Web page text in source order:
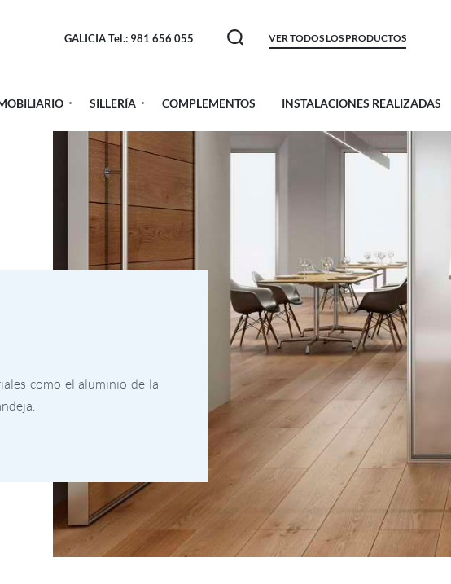
GALICIA Tel.: 981 656 055 VER TODOS LOS PRODUCTOS
SILLERÍA COMPLEMENTOS INSTALACIONES REALIZADAS
como el aluminio de la